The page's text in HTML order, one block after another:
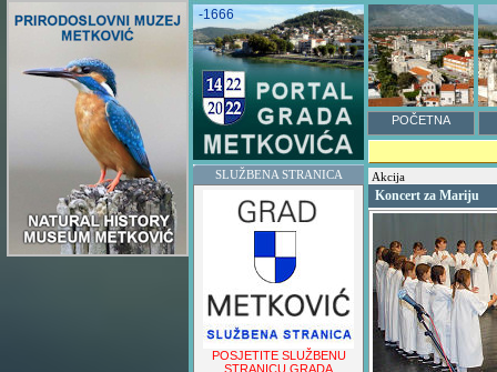
-1666
POČETNA
SLUŽBENA STRANICA
POSJETITE SLUŽBENU
STRANICU GRADA
Akcija
Koncert za Mariju